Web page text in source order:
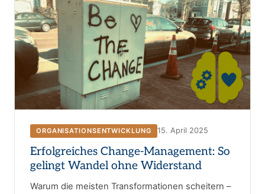
ORGANISATIONSENTWICKLUNG 15. April 2025
Erfolgreiches Change-Management: So
gelingt Wandel ohne Widerstand
Warum die meisten Transformationen scheitern –